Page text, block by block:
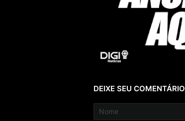
DEIXE SEU COMENTÁRIO